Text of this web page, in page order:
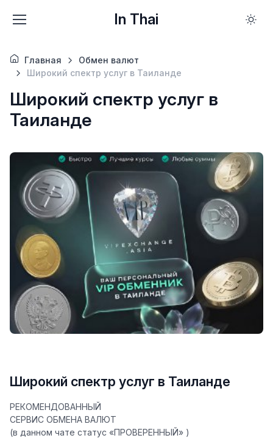
In Thai
Главная
Обмен валют
Широкий спектр услуг в Таиланде
Широкий спектр услуг в
Таиланде
Широкий спектр услуг в Таиланде
РЕКОМЕНДОВАННЫЙ
СЕРВИС ОБМЕНА ВАЛЮТ
(в данном чате статус «ПРОВЕРЕННЫЙ» )